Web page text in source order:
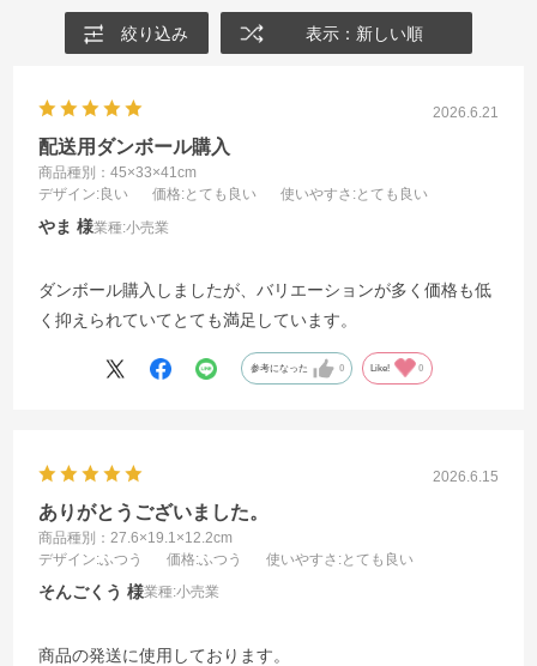
絞り込み 表示：新しい順
2026.6.21
配送用ダンボール購入
商品種別：45×33×41cm
デザイン:良い 価格:とても良い 使いやすさ :とても良い
やま 業種:小売業
ダンボール購入しましたが、バリエーションが多く価格も低
く抑えられていてとても満足しています。
参考になった 0 Like! 0
2026.6.15
ありがとうございました。
商品種別：27.6×19.1×12.2cm
デザイン:ふつう 価格:ふつう 使いやすさ :とても良い
そんごくう 業種:小売業
商品の発送に使用しております。